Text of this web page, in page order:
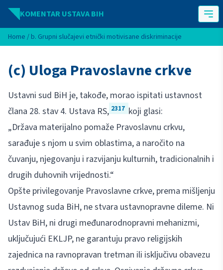
Idi na sadržaj
KOMENTAR USTAVA BIH
Home / b. Grupni slučajevi etnički motivisane diskriminacije
(c) Uloga Pravoslavne crkve
Ustavni sud BiH je, takođe, morao ispitati ustavnost
člana 28. stav 4. Ustava RS, 2317 koji glasi:
„Država materijalno pomaže Pravoslavnu crkvu,
sarađuje s njom u svim oblastima, a naročito na
čuvanju, njegovanju i razvijanju kulturnih, tradicionalnih i
drugih duhovnih vrijednosti.“
Opšte privilegovanje Pravoslavne crkve, prema mišljenju
Ustavnog suda BiH, ne stvara ustavnopravne dileme. Ni
Ustav BiH, ni drugi međunarodnopravni mehanizmi,
uključujući EKLJP, ne garantuju pravo religijskih
zajednica na ravnopravan tretman ili isključivu obavezu